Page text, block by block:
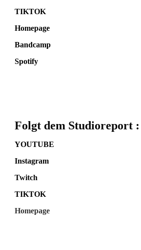
TIKTOK
Homepage
Bandcamp
Spotify
Folgt dem Studioreport :
YOUTUBE
Instagram
Twitch
TIKTOK
Homepage